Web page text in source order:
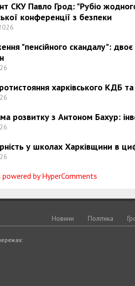
СКУ Павло Грод: "Рубіо
конференції з безпеки
"пенсійного скандалу":
харківського КДБ
розвитку з Антоном Бахур:
у школах Харківщини в
by HyperComments
Новини Політика